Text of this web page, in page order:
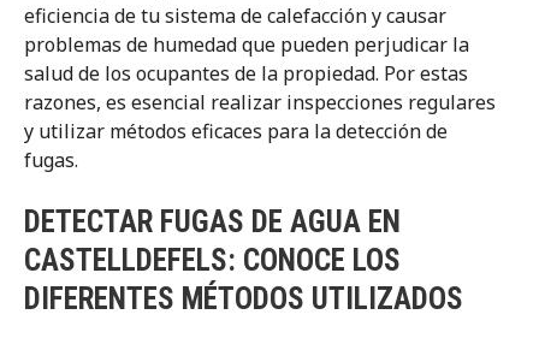
eficiencia de tu sistema de calefacción y causar
problemas de humedad que pueden perjudicar la
salud de los ocupantes de la propiedad. Por estas
razones, es esencial realizar inspecciones regulares
y utilizar métodos eficaces para la detección de
fugas.
DETECTAR FUGAS DE AGUA EN
CASTELLDEFELS: CONOCE LOS
DIFERENTES MÉTODOS UTILIZADOS